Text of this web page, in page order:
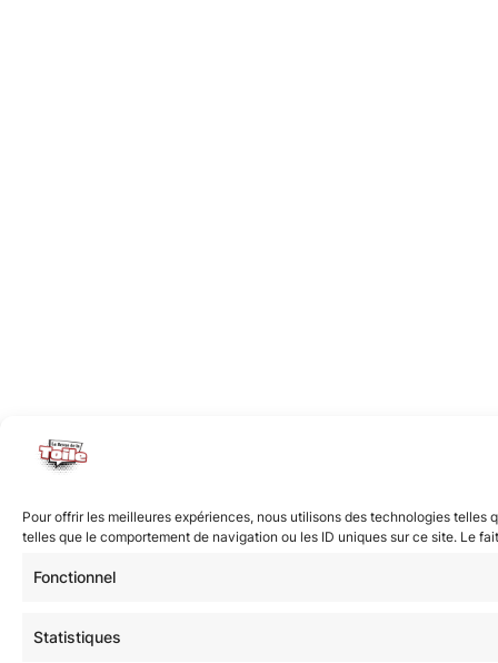
Pour offrir les meilleures expériences, nous utilisons des technologies
telles que le comportement de navigation ou les ID uniques sur ce site. Le
Fonctionnel
Statistiques